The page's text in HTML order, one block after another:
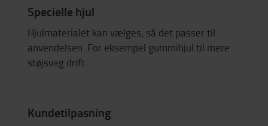
Specielle hjul
Hjulmaterialet kan vælges, så det passer til
anvendelsen. For eksempel gummihjul til mere
støjsvag drift.
Kundetilpasning